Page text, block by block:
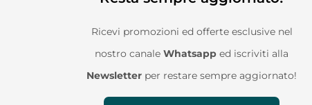
Ricevi promozioni ed offerte esclusive nel
nostro canaleWhatsapp ed iscriviti alla
Newsletter per restare sempre aggiornato!